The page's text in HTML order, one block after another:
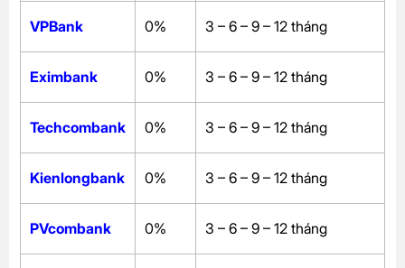
VPBank 0% 3 – 6 – 9 – 12 tháng
Eximbank 0% 3 – 6 – 9 – 12 tháng
Techcombank 0% 3 – 6 – 9 – 12 tháng
Kienlongbank 0% 3 – 6 – 9 – 12 tháng
PVcombank 0% 3 – 6 – 9 – 12 tháng